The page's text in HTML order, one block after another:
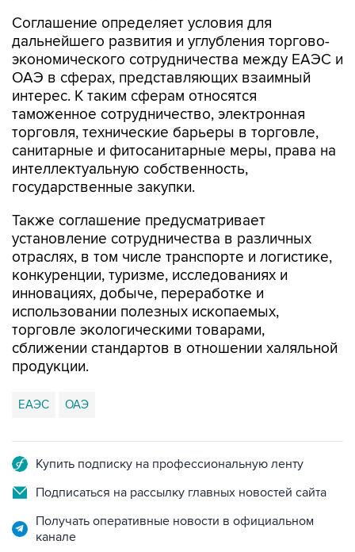
Соглашение определяет условия для
дальнейшего развития и углубления торгово-
экономического сотрудничества между ЕАЭС и
ОАЭ в сферах, представляющих взаимный
интерес. К таким сферам относятся
таможенное сотрудничество, электронная
торговля, технические барьеры в торговле,
санитарные и фитосанитарные меры, права на
интеллектуальную собственность,
государственные закупки.
Также соглашение предусматривает
установление сотрудничества в различных
отраслях, в том числе транспорте и логистике,
конкуренции, туризме, исследованиях и
инновациях, добыче, переработке и
использовании полезных ископаемых,
торговле экологическими товарами,
сближении стандартов в отношении халяльной
продукции.
ЕАЭС ОАЭ
Купить подписку на профессиональную ленту
Подписаться на рассылку главных новостей сайта
Получать оперативные новости в официальном
канале